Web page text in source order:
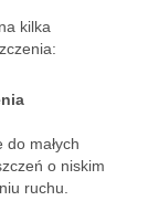
kilka
do małych
o niskim
ruchu.